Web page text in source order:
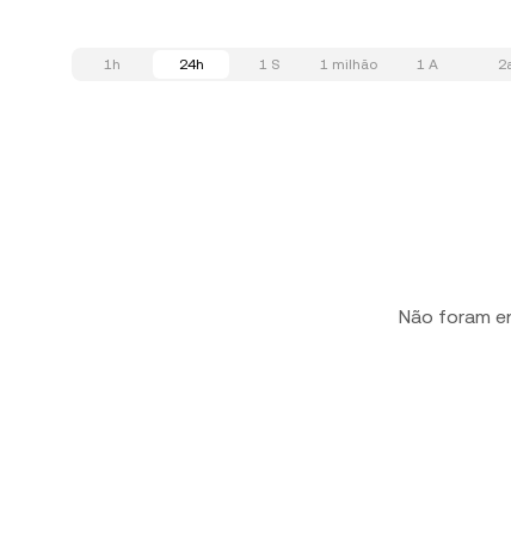
1h 24h 1 S 1 milhão 1 A
Não foram